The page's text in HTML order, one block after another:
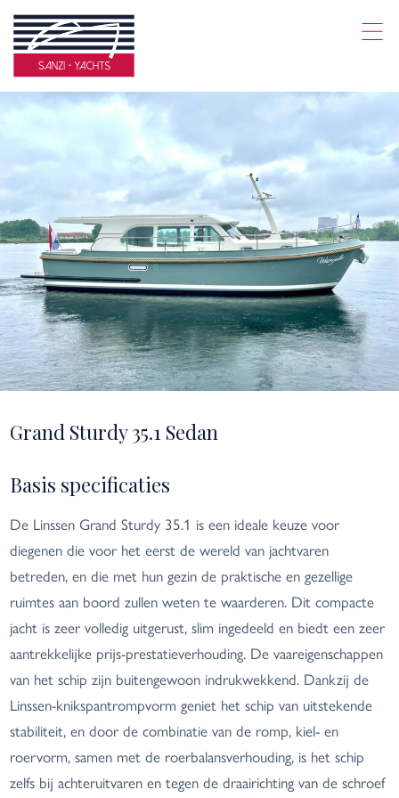
Grand Sturdy 35.1 Sedan
Basis specificaties
De Linssen Grand Sturdy 35.1 is een ideale keuze voor
diegenen die voor het eerst de wereld van jachtvaren
betreden, en die met hun gezin de praktische en gezellige
ruimtes aan boord zullen weten te waarderen. Dit compacte
jacht is zeer volledig uitgerust, slim ingedeeld en biedt een zeer
aantrekkelijke prijs-prestatieverhouding. De vaareigenschappen
van het schip zijn buitengewoon indrukwekkend. Dankzij de
Linssen-knikspantrompvorm geniet het schip van uitstekende
stabiliteit, en door de combinatie van de romp, kiel- en
roervorm, samen met de roerbalansverhouding, is het schip
zelfs bij achteruitvaren en tegen de draairichting van de schroef